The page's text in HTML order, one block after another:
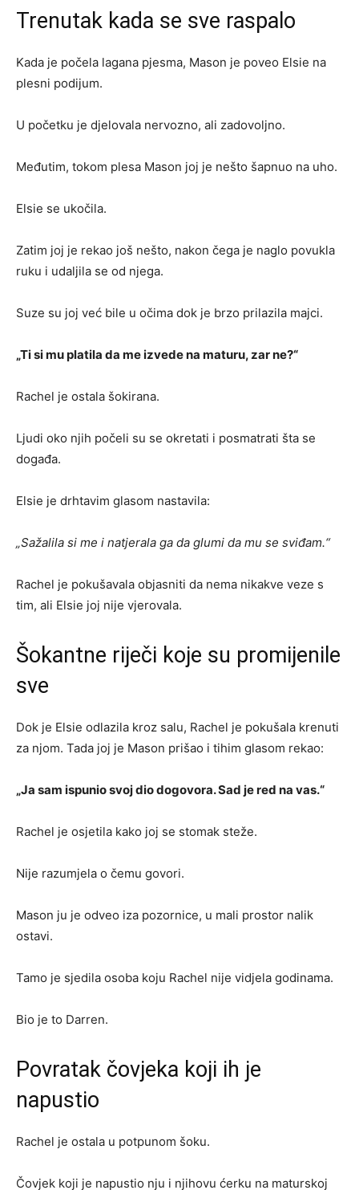
Trenutak kada se sve raspalo
Kada je počela lagana pjesma, Mason je poveo Elsie na
plesni podijum.
U početku je djelovala nervozno, ali zadovoljno.
Međutim, tokom plesa Mason joj je nešto šapnuo na uho.
Elsie se ukočila.
Zatim joj je rekao još nešto, nakon čega je naglo povukla
ruku i udaljila se od njega.
Suze su joj već bile u očima dok je brzo prilazila majci.
„Ti si mu platila da me izvede na maturu, zar ne?“
Rachel je ostala šokirana.
Ljudi oko njih počeli su se okretati i posmatrati šta se
događa.
Elsie je drhtavim glasom nastavila:
„Sažalila si me i natjerala ga da glumi da mu se sviđam.“
Rachel je pokušavala objasniti da nema nikakve veze s
tim, ali Elsie joj nije vjerovala.
Šokantne riječi koje su promijenile
sve
Dok je Elsie odlazila kroz salu, Rachel je pokušala krenuti
za njom. Tada joj je Mason prišao i tihim glasom rekao:
„Ja sam ispunio svoj dio dogovora. Sad je red na vas.“
Rachel je osjetila kako joj se stomak steže.
Nije razumjela o čemu govori.
Mason ju je odveo iza pozornice, u mali prostor nalik
ostavi.
Tamo je sjedila osoba koju Rachel nije vidjela godinama.
Bio je to Darren.
Povratak čovjeka koji ih je
napustio
Rachel je ostala u potpunom šoku.
Čovjek koji je napustio nju i njihovu ćerku na maturskoj